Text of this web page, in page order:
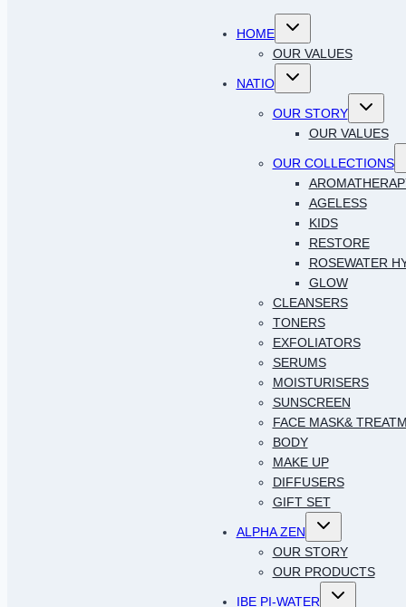
HOME
Toggle
child
menu
OUR VALUES
NATIO
Toggle
child
OUR STORY
Toggle
child
menu
OUR VALUES
OUR COLLECTIONS
AGELESS
KIDS
RESTORE
ROSEWATER
GLOW
CLEANSERS
TONERS
EXFOLIATORS
SERUMS
MOISTURISERS
SUNSCREEN
FACE MASK&
BODY
MAKE UP
DIFFUSERS
GIFT SET
ALPHA ZEN
Toggle
child
menu
OUR STORY
OUR PRODUCTS
IBE PI-WATER
Toggle
child